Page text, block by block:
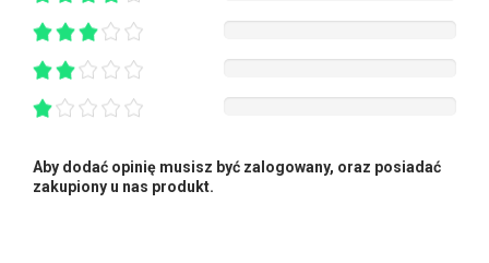
Aby dodać opinię musisz być zalogowany, oraz posiadać
zakupiony u nas produkt.